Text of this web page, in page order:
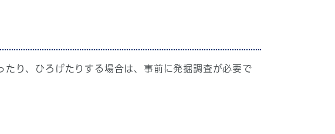
たり、ひろげたりする場合は、事前に発掘調査が必要で